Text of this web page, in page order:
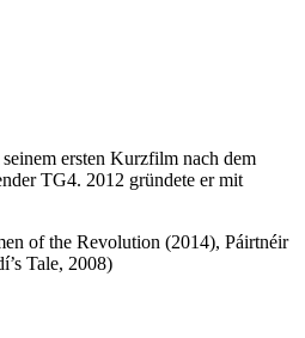
ersten Kurzfilm nach dem
TG4. 2012 gründete er mit
of the Revolution (2014), Páirtnéir
Tale, 2008)